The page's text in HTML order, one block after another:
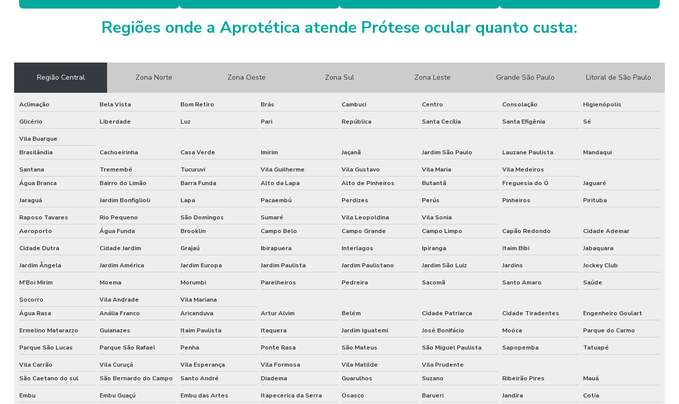
Regiões onde a Aprotética atende Prótese ocular quanto custa:
Região Central Zona Norte Zona Oeste Zona Sul Zona Leste Grande São Paulo Litoral de São Paulo
Aclimação Bela Vista Bom Retiro Brás Cambuci Centro Consolação Higienópolis
Glicério Liberdade Luz Pari República Santa Cecília Santa Efigênia Sé
Vila Buarque
Brasilândia
Cachoeirinha Casa Verde Imirim Jaçanã Jardim São Paulo Lauzane Paulista Mandaqui
Santana Tremembé Tucuruvi Vila Guilherme Vila Gustavo Vila Maria
Vila Medeiros
Água Branca
Bairro do Limão Barra Funda Alto da Lapa Alto de Pinheiros Butantã Freguesia do Ó Jaguaré
Jaraguá Jardim Bonfiglioli Lapa Pacaembú Perdizes Perús Pinheiros Pirituba
Raposo Tavares Rio Pequeno São Domingos Sumaré Vila Leopoldina
Vila Sonia
Aeroporto
Água Funda Brooklin Campo Belo Campo Grande Campo Limpo Capão Redondo Cidade Ademar
Cidade Dutra Cidade Jardim Grajaú Ibirapuera Interlagos Ipiranga Itaim Bibi Jabaquara
Jardim Ângela Jardim América Jardim Europa Jardim Paulista Jardim Paulistano Jardim São Luiz Jardins Jockey Club
M'Boi Mirim Moema Morumbi Parelheiros Pedreira Sacomã Santo Amaro Saúde
Socorro Vila Andrade
Vila Mariana
Água Rasa
Anália Franco Aricanduva Artur Alvim Belém Cidade Patriarca Cidade Tiradentes Engenheiro Goulart
Ermelino Matarazzo Guianazes Itaim Paulista Itaquera Jardim Iguatemi José Bonifácio Moóca Parque do Carmo
Parque São Lucas Parque São Rafael Penha Ponte Rasa São Mateus São Miguel Paulista Sapopemba Tatuapé
Vila Carrão Vila Curuçá Vila Esperança Vila Formosa Vila Matilde
Vila Prudente
São Caetano do sul
São Bernardo do Campo Santo André Diadema Guarulhos Suzano Ribeirão Pires Mauá
Embu Embu Guaçú Embu das Artes Itapecerica da Serra Osasco Barueri Jandira Cotia